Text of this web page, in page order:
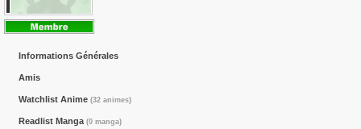
Informations Générales
Amis
Watchlist Anime (32 animes)
Readlist Manga (0 manga)